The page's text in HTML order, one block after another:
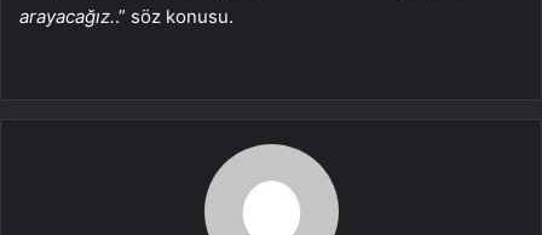
arayacağız..” söz konusu.